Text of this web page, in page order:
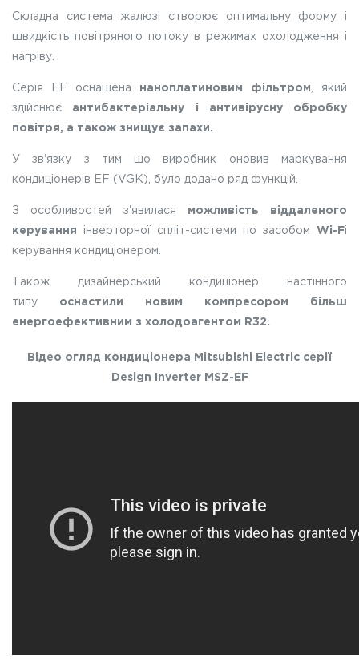
Складна система жалюзі створює оптимальну форму і
швидкість повітряного потоку в режимах охолодження і
нагріву.
Серія EF оснащена наноплатиновим фільтром , який
здійснює антибактеріальну і антивірусну обробку
повітря, а також знищує запахи.
У зв'язку з тим що виробник оновив маркування
кондиціонерів EF (VGK), було додано ряд функцій.
З особливостей з'явилася можливість віддаленого
керування інверторної спліт-системи по засобом Wi-Fi
керування кондиціонером.
Також дизайнерський кондиціонер настінного
типу оснастили новим компресором більш
енергоефективним з холодоагентом R32.
Відео огляд кондиціонера Mitsubishi Electric серії
Design Inverter MSZ-EF